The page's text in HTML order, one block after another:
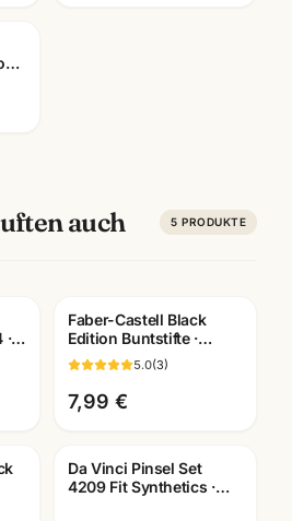
auch 5 PRODUKTE
Faber-Castell Black
Edition Buntstifte ·
12/24/36er Set ·
Künstlerbedarf
Mannheim
5.0(3)
7,99 €
Da Vinci Pinsel Set
4209 Fit Synthetics ·